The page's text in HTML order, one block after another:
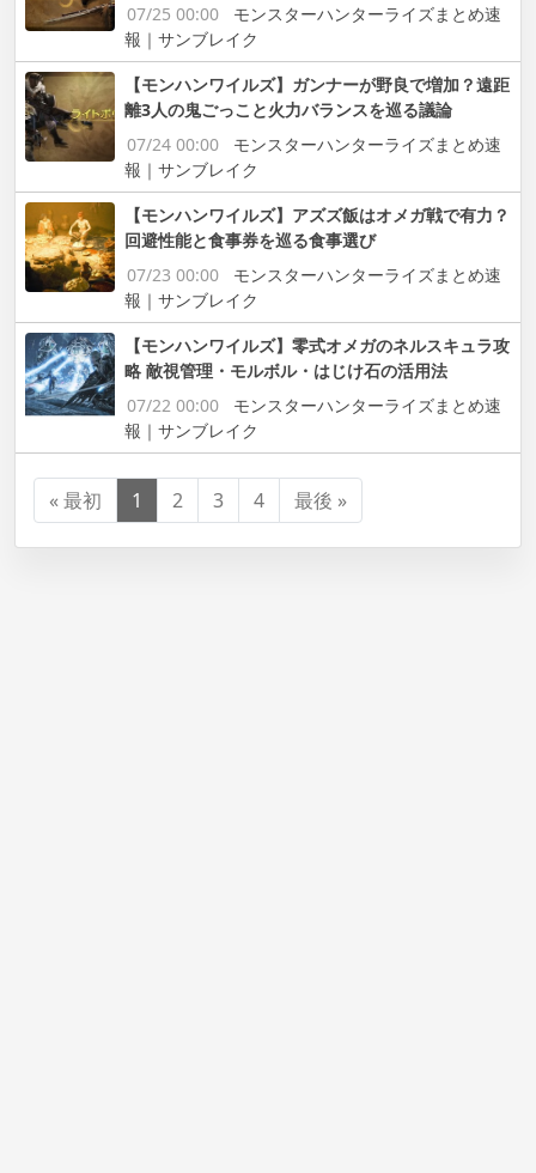
07/25 00:00
モンスターハンターライズまとめ速
報｜サンブレイク
【モンハンワイルズ】ガンナーが野良で増加？遠距
離3人の鬼ごっこと火力バランスを巡る議論
07/24 00:00
モンスターハンターライズまとめ速
報｜サンブレイク
【モンハンワイルズ】アズズ飯はオメガ戦で有力？
回避性能と食事券を巡る食事選び
07/23 00:00
モンスターハンターライズまとめ速
報｜サンブレイク
【モンハンワイルズ】零式オメガのネルスキュラ攻
略 敵視管理・モルボル・はじけ石の活用法
07/22 00:00
モンスターハンターライズまとめ速
報｜サンブレイク
« 最初 1 2 3 4 最後 »